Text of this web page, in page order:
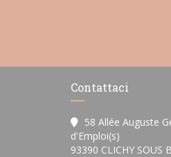
Contattaci
58 Allée Auguste
d'Emploi(s)
93390 CLICHY SOUS